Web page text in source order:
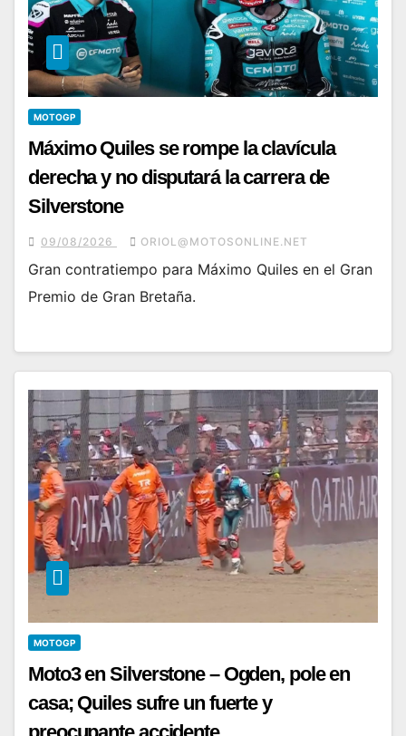
MOTOGP
Máximo Quiles se rompe la clavícula
derecha y no disputará la carrera de
Silverstone
09/08/2026 ORIOL@MOTOSONLINE.NET
Gran contratiempo para Máximo Quiles en el Gran
Premio de Gran Bretaña.
MOTOGP
Moto3 en Silverstone – Ogden, pole en
casa; Quiles sufre un fuerte y